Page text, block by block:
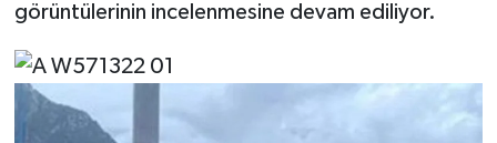
görüntülerinin incelenmesine devam ediliyor.